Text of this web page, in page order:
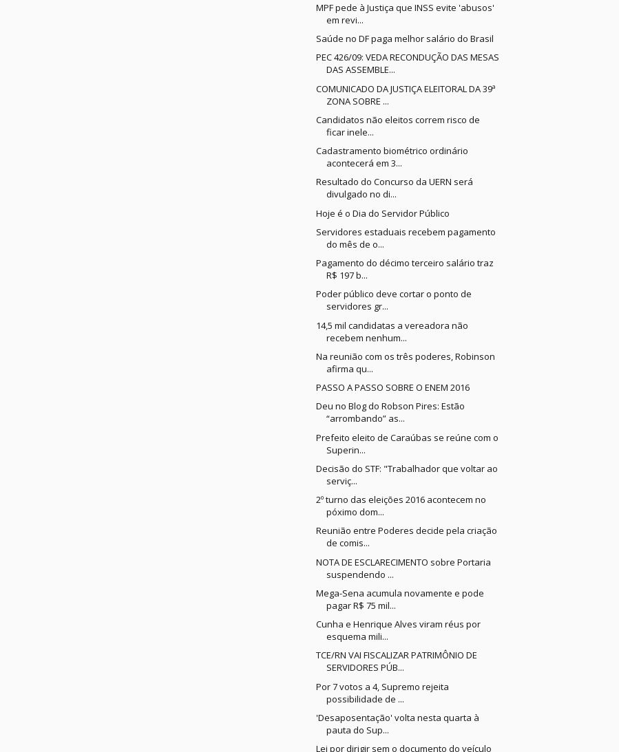
MPF pede à Justiça que INSS evite 'abusos'
em revi...
Saúde no DF paga melhor salário do Brasil
PEC 426/09: VEDA RECONDUÇÃO DAS MESAS
DAS ASSEMBLE...
COMUNICADO DA JUSTIÇA ELEITORAL DA 39ª
ZONA SOBRE ...
Candidatos não eleitos correm risco de
ficar inele...
Cadastramento biométrico ordinário
acontecerá em 3...
Resultado do Concurso da UERN será
divulgado no di...
Hoje é o Dia do Servidor Público
Servidores estaduais recebem pagamento
do mês de o...
Pagamento do décimo terceiro salário traz
R$ 197 b...
Poder público deve cortar o ponto de
servidores gr...
14,5 mil candidatas a vereadora não
recebem nenhum...
Na reunião com os três poderes, Robinson
afirma qu...
PASSO A PASSO SOBRE O ENEM 2016
Deu no Blog do Robson Pires: Estão
“arrombando” as...
Prefeito eleito de Caraúbas se reúne com o
Superin...
Decisão do STF: "Trabalhador que voltar ao
serviç...
2º turno das eleições 2016 acontecem no
póximo dom...
Reunião entre Poderes decide pela criação
de comis...
NOTA DE ESCLARECIMENTO sobre Portaria
suspendendo ...
Mega-Sena acumula novamente e pode
pagar R$ 75 mil...
Cunha e Henrique Alves viram réus por
esquema mili...
TCE/RN VAI FISCALIZAR PATRIMÔNIO DE
SERVIDORES PÚB...
Por 7 votos a 4, Supremo rejeita
possibilidade de ...
'Desaposentação' volta nesta quarta à
pauta do Sup...
Lei por dirigir sem o documento do veículo